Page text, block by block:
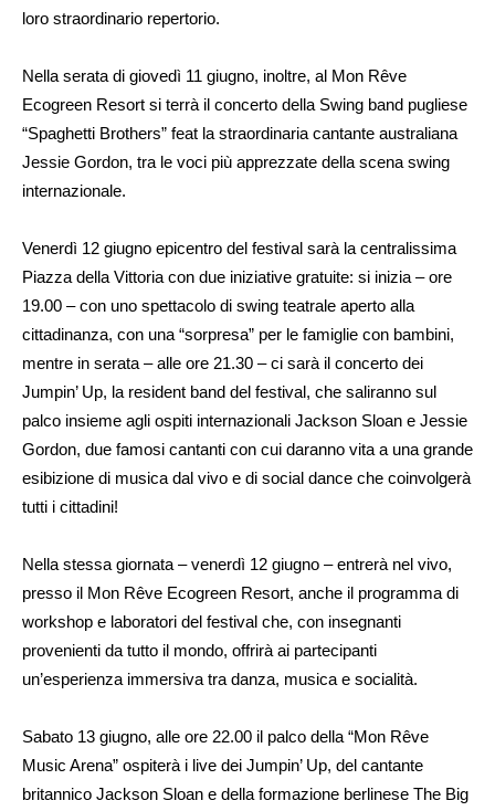
loro straordinario repertorio.
Nella serata di giovedì 11 giugno, inoltre, al Mon Rêve
Ecogreen Resort si terrà il concerto della Swing band pugliese
“Spaghetti Brothers” feat la straordinaria cantante australiana
Jessie Gordon, tra le voci più apprezzate della scena swing
internazionale.
Venerdì 12 giugno epicentro del festival sarà la centralissima
Piazza della Vittoria con due iniziative gratuite: si inizia – ore
19.00 – con uno spettacolo di swing teatrale aperto alla
cittadinanza, con una “sorpresa” per le famiglie con bambini,
mentre in serata – alle ore 21.30 – ci sarà il concerto dei
Jumpin’ Up, la resident band del festival, che saliranno sul
palco insieme agli ospiti internazionali Jackson Sloan e Jessie
Gordon, due famosi cantanti con cui daranno vita a una grande
esibizione di musica dal vivo e di social dance che coinvolgerà
tutti i cittadini!
Nella stessa giornata – venerdì 12 giugno – entrerà nel vivo,
presso il Mon Rêve Ecogreen Resort, anche il programma di
workshop e laboratori del festival che, con insegnanti
provenienti da tutto il mondo, offrirà ai partecipanti
un’esperienza immersiva tra danza, musica e socialità.
Sabato 13 giugno, alle ore 22.00 il palco della “Mon Rêve
Music Arena” ospiterà i live dei Jumpin’ Up, del cantante
britannico Jackson Sloan e della formazione berlinese The Big